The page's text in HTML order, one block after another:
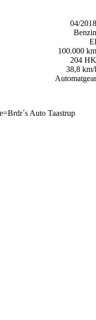
04/2018
Benzin
El
100.000 km
204 HK
38,8 km/l
Automatgear
Auto Taastrup